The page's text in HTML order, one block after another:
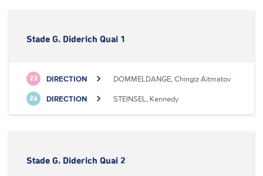
Stade G. Diderich Quai 1
23 DIRECTION DOMMELDANGE, Chingiz Aitmatov
26 DIRECTION STEINSEL, Kennedy
Stade G. Diderich Quai 2